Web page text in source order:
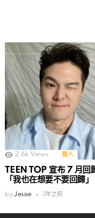
2.6k Views 藝人
TEEN TOP 宣布 7 月回
「我也在想要不要回歸
by Jessie 3年之前